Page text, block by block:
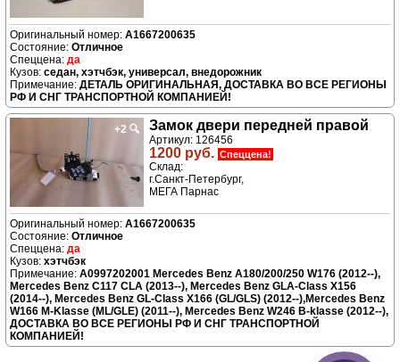
A1667200635
Отличное
да
седан, хэтчбэк, универсал, внедорожник
ДЕТАЛЬ ОРИГИНАЛЬНАЯ, ДОСТАВКА ВО ВСЕ РЕГИОНЫ
РФ И СНГ ТРАНСПОРТНОЙ КОМПАНИЕЙ!
+2 🔍 Замок двери передней правой
Артикул: 126456
1200 руб. Спеццена!
Склад:
г.Санкт-Петербург,
МЕГА Парнас
A1667200635
Отличное
да
хэтчбэк
A0997202001 Mercedes Benz A180/200/250 W176 (2012--),
Mercedes Benz C117 CLA (2013--), Mercedes Benz GLA-Class X156
(2014--), Mercedes Benz GL-Class X166 (GL/GLS) (2012--),Mercedes Benz
W166 M-Klasse (ML/GLE) (2011--), Mercedes Benz W246 B-klasse (2012--),
ДОСТАВКА ВО ВСЕ РЕГИОНЫ РФ И СНГ ТРАНСПОРТНОЙ
КОМПАНИЕЙ!